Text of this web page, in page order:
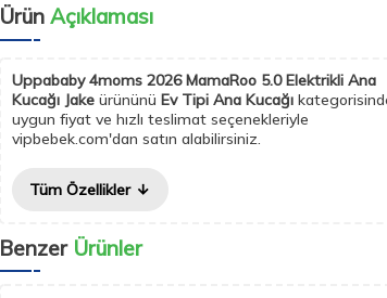
Ürün Açıklaması
Uppababy 4moms 2026 MamaRoo 5.0 Elektrikli Ana
Kucağı Jake ürününü Ev Tipi Ana Kucağı
uygun fiyat ve hızlı teslimat seçenekleriyle
vipbebek.com'dan satın alabilirsiniz.
Tüm Özellikler
BenzerÜrünler